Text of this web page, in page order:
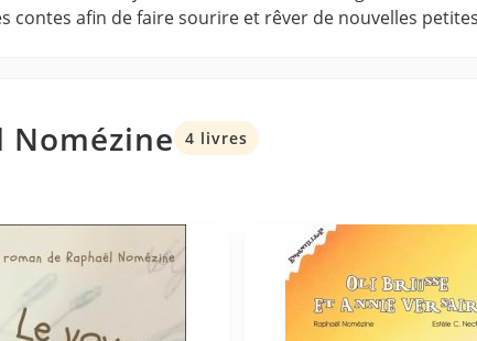
contes afin de faire sourire et rêver de nouvelles
Nomézine 4 livres